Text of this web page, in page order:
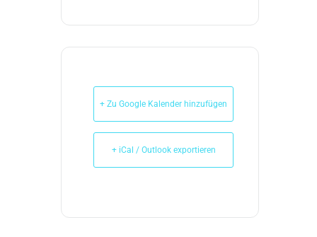
+ Zu Google Kalender hinzufügen
+ iCal / Outlook exportieren